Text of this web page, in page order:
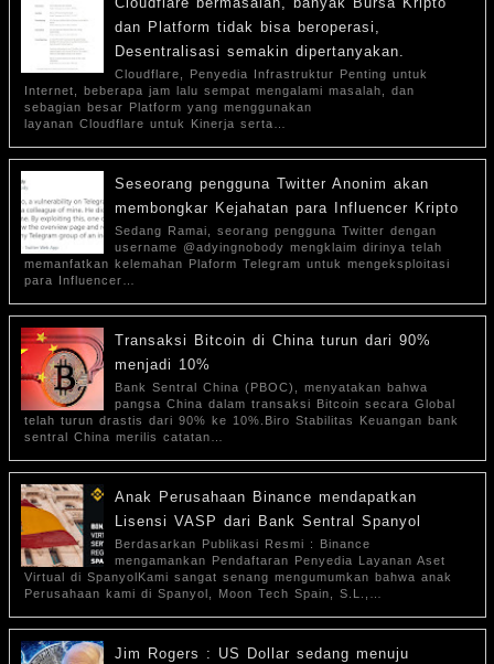
dan Platform tidak bisa beroperasi,
Desentralisasi semakin dipertanyakan.
Cloudflare, Penyedia Infrastruktur Penting untuk
Internet, beberapa jam lalu sempat mengalami masalah, dan
sebagian besar Platform yang menggunakan
layanan Cloudflare untuk Kinerja serta…
Seseorang pengguna Twitter Anonim akan
membongkar Kejahatan para Influencer Kripto
Sedang Ramai, seorang pengguna Twitter dengan
username @adyingnobody mengklaim dirinya telah
memanfatkan kelemahan Plaform Telegram untuk mengeksploitasi
para Influencer…
Transaksi Bitcoin di China turun dari 90%
menjadi 10%
Bank Sentral China (PBOC), menyatakan bahwa
pangsa China dalam transaksi Bitcoin secara Global
telah turun drastis dari 90% ke 10%.Biro Stabilitas Keuangan bank
sentral China merilis catatan…
Anak Perusahaan Binance mendapatkan
Lisensi VASP dari Bank Sentral Spanyol
Berdasarkan Publikasi Resmi : Binance
mengamankan Pendaftaran Penyedia Layanan Aset
Virtual di SpanyolKami sangat senang mengumumkan bahwa anak
Perusahaan kami di Spanyol, Moon Tech Spain, S.L.,…
Jim Rogers : US Dollar sedang menuju